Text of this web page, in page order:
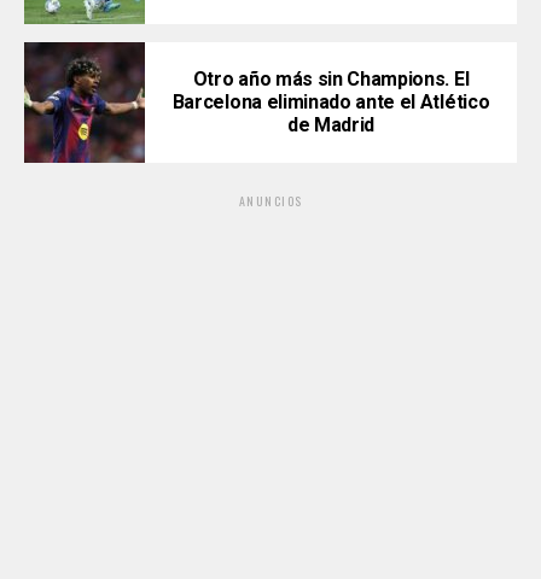
Otro año más sin Champions. El
Barcelona eliminado ante el Atlético
de Madrid
ANUNCIOS